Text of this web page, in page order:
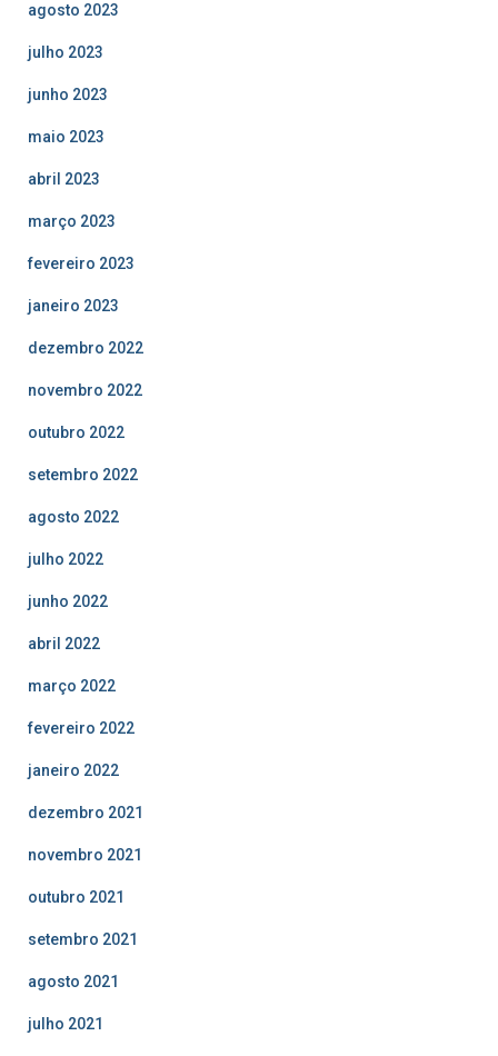
agosto 2023
julho 2023
junho 2023
maio 2023
abril 2023
março 2023
fevereiro 2023
janeiro 2023
dezembro 2022
novembro 2022
outubro 2022
setembro 2022
agosto 2022
julho 2022
junho 2022
abril 2022
março 2022
fevereiro 2022
janeiro 2022
dezembro 2021
novembro 2021
outubro 2021
setembro 2021
agosto 2021
julho 2021